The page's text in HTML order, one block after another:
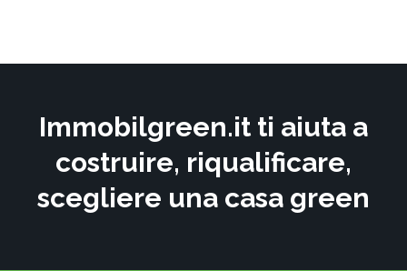
Immobilgreen.it ti aiuta a
costruire, riqualificare,
scegliere una casa green